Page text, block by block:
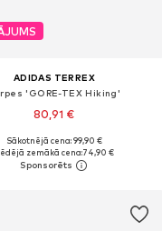
ADIDAS TERREX
'GORE-TEX Hiking'
80,91 €
daudzos izmēros
Pievienot grozam
Sākotnējā cena: 99,90 €
zemākā cena:74,90 €